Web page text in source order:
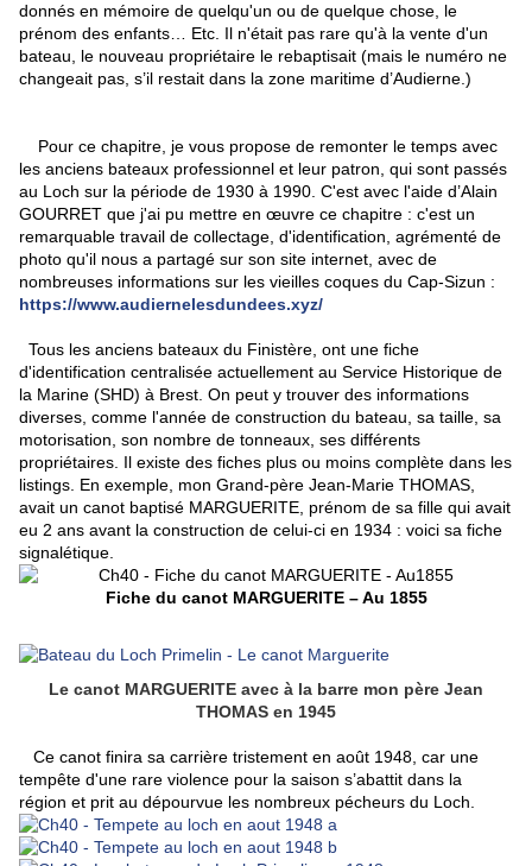
donnés en mémoire de quelqu'un ou de quelque chose, le
prénom des enfants… Etc. Il n'était pas rare qu'à la vente d'un
bateau, le nouveau propriétaire le rebaptisait (mais le numéro ne
changeait pas, s’il restait dans la zone maritime d’Audierne.)
Pour ce chapitre, je vous propose de remonter le temps avec
les anciens bateaux professionnel et leur patron, qui sont passés
au Loch sur la période de 1930 à 1990. C'est avec l'aide d’Alain
GOURRET que j'ai pu mettre en œuvre ce chapitre : c'est un
remarquable travail de collectage, d'identification, agrémenté de
photo qu'il nous a partagé sur son site internet, avec de
nombreuses informations sur les vieilles coques du Cap-Sizun :
https://www.audiernelesdundees.xyz/
Tous les anciens bateaux du Finistère, ont une fiche
d'identification centralisée actuellement au Service Historique de
la Marine (SHD) à Brest. On peut y trouver des informations
diverses, comme l'année de construction du bateau, sa taille, sa
motorisation, son nombre de tonneaux, ses différents
propriétaires. Il existe des fiches plus ou moins complète dans les
listings. En exemple, mon Grand-père Jean-Marie THOMAS,
avait un canot baptisé MARGUERITE, prénom de sa fille qui avait
eu 2 ans avant la construction de celui-ci en 1934 : voici sa fiche
signalétique.
Fiche du canot MARGUERITE – Au 1855
Le canot MARGUERITE avec à la barre mon père Jean
THOMAS en 1945
Ce canot finira sa carrière tristement en août 1948, car une
tempête d'une rare violence pour la saison s’abattit dans la
région et prit au dépourvue les nombreux pécheurs du Loch.